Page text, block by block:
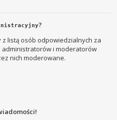
?
listą osób odpowiedzialnych za
i moderatorów
nich moderowane.